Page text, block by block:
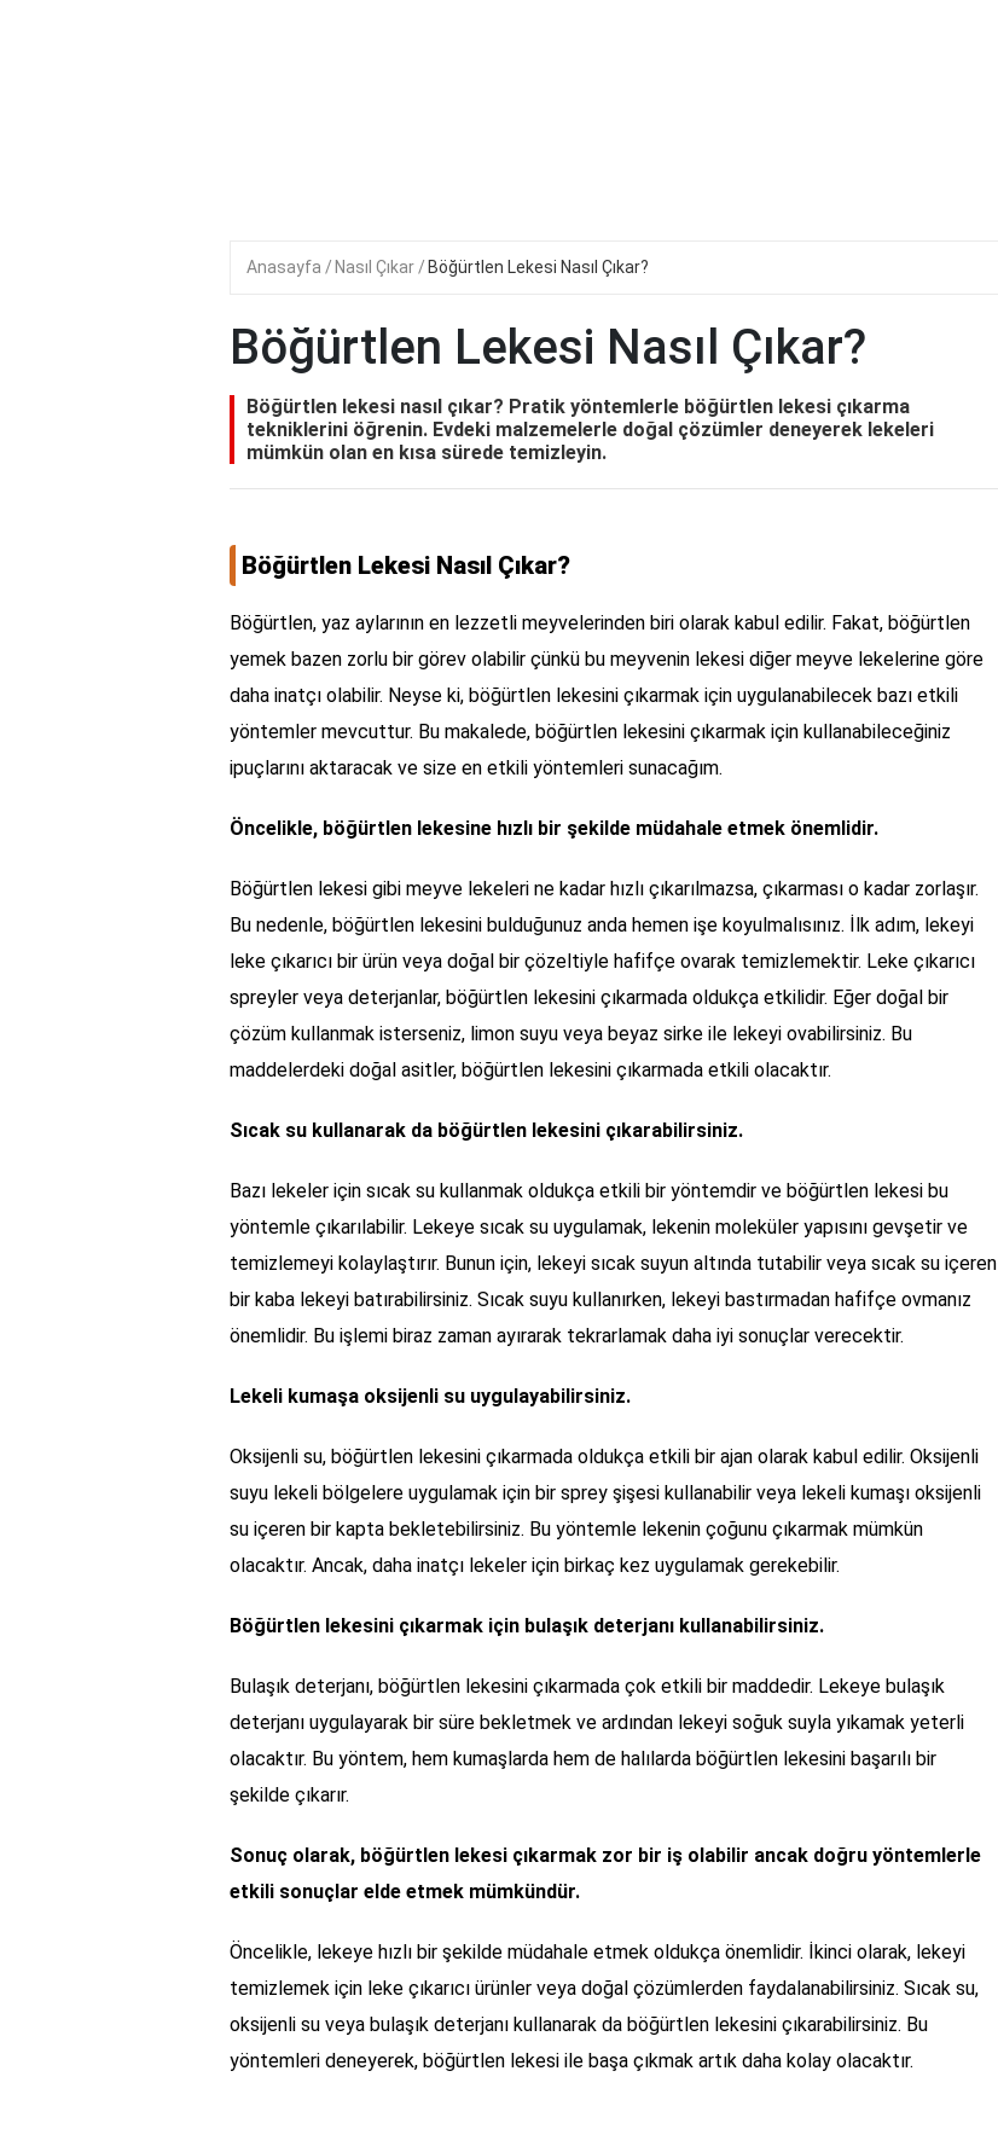
Anasayfa Nasıl Çıkar Böğürtlen Lekesi Nasıl Çıkar?
Böğürtlen Lekesi Nasıl Çıkar?
Böğürtlen lekesi nasıl çıkar? Pratik yöntemlerle böğürtlen lekesi çıkarma
tekniklerini öğrenin. Evdeki malzemelerle doğal çözümler deneyerek lekeleri
mümkün olan en kısa sürede temizleyin.
Böğürtlen Lekesi Nasıl Çıkar?
Böğürtlen, yaz aylarının en lezzetli meyvelerinden biri olarak kabul edilir. Fakat, böğürtlen
yemek bazen zorlu bir görev olabilir çünkü bu meyvenin lekesi diğer meyve lekelerine göre
daha inatçı olabilir. Neyse ki, böğürtlen lekesini çıkarmak için uygulanabilecek bazı etkili
yöntemler mevcuttur. Bu makalede, böğürtlen lekesini çıkarmak için kullanabileceğiniz
ipuçlarını aktaracak ve size en etkili yöntemleri sunacağım.
Öncelikle, böğürtlen lekesine hızlı bir şekilde müdahale etmek önemlidir.
Böğürtlen lekesi gibi meyve lekeleri ne kadar hızlı çıkarılmazsa, çıkarması o kadar zorlaşır.
Bu nedenle, böğürtlen lekesini bulduğunuz anda hemen işe koyulmalısınız. İlk adım, lekeyi
leke çıkarıcı bir ürün veya doğal bir çözeltiyle hafifçe ovarak temizlemektir. Leke çıkarıcı
spreyler veya deterjanlar, böğürtlen lekesini çıkarmada oldukça etkilidir. Eğer doğal bir
çözüm kullanmak isterseniz, limon suyu veya beyaz sirke ile lekeyi ovabilirsiniz. Bu
maddelerdeki doğal asitler, böğürtlen lekesini çıkarmada etkili olacaktır.
Sıcak su kullanarak da böğürtlen lekesini çıkarabilirsiniz.
Bazı lekeler için sıcak su kullanmak oldukça etkili bir yöntemdir ve böğürtlen lekesi bu
yöntemle çıkarılabilir. Lekeye sıcak su uygulamak, lekenin moleküler yapısını gevşetir ve
temizlemeyi kolaylaştırır. Bunun için, lekeyi sıcak suyun altında tutabilir veya sıcak su içeren
bir kaba lekeyi batırabilirsiniz. Sıcak suyu kullanırken, lekeyi bastırmadan hafifçe ovmanız
önemlidir. Bu işlemi biraz zaman ayırarak tekrarlamak daha iyi sonuçlar verecektir.
Lekeli kumaşa oksijenli su uygulayabilirsiniz.
Oksijenli su, böğürtlen lekesini çıkarmada oldukça etkili bir ajan olarak kabul edilir. Oksijenli
suyu lekeli bölgelere uygulamak için bir sprey şişesi kullanabilir veya lekeli kumaşı oksijenli
su içeren bir kapta bekletebilirsiniz. Bu yöntemle lekenin çoğunu çıkarmak mümkün
olacaktır. Ancak, daha inatçı lekeler için birkaç kez uygulamak gerekebilir.
Böğürtlen lekesini çıkarmak için bulaşık deterjanı kullanabilirsiniz.
Bulaşık deterjanı, böğürtlen lekesini çıkarmada çok etkili bir maddedir. Lekeye bulaşık
deterjanı uygulayarak bir süre bekletmek ve ardından lekeyi soğuk suyla yıkamak yeterli
olacaktır. Bu yöntem, hem kumaşlarda hem de halılarda böğürtlen lekesini başarılı bir
şekilde çıkarır.
Sonuç olarak, böğürtlen lekesi çıkarmak zor bir iş olabilir ancak doğru yöntemlerle
etkili sonuçlar elde etmek mümkündür.
Öncelikle, lekeye hızlı bir şekilde müdahale etmek oldukça önemlidir. İkinci olarak, lekeyi
temizlemek için leke çıkarıcı ürünler veya doğal çözümlerden faydalanabilirsiniz. Sıcak su,
oksijenli su veya bulaşık deterjanı kullanarak da böğürtlen lekesini çıkarabilirsiniz. Bu
yöntemleri deneyerek, böğürtlen lekesi ile başa çıkmak artık daha kolay olacaktır.